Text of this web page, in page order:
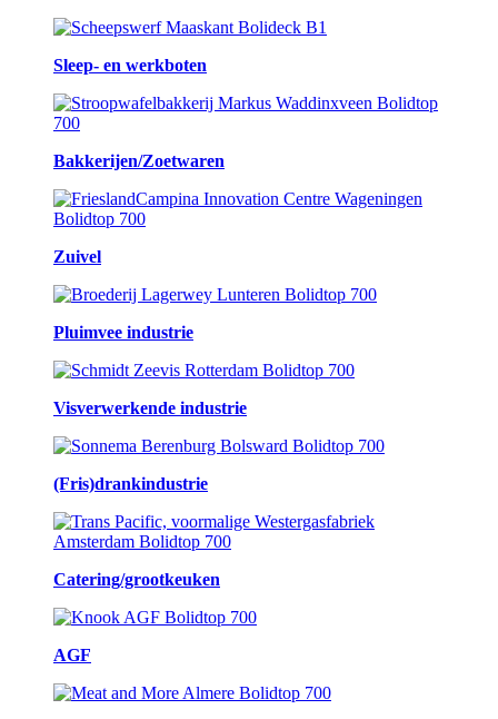
Sleep- en werkboten
Bakkerijen/Zoetwaren
Zuivel
Pluimvee industrie
Visverwerkende industrie
(Fris)drankindustrie
Catering/grootkeuken
AGF